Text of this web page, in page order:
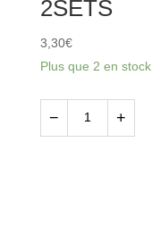
2SETS
3,30€
Plus que 2 en stock
− +